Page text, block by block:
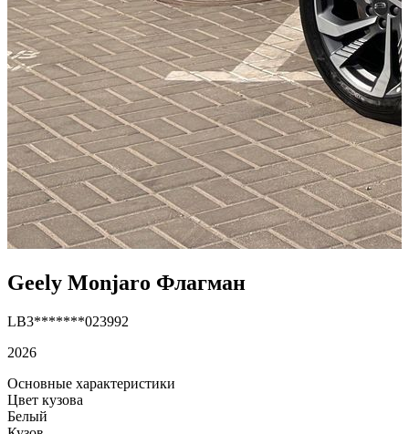
Geely Monjaro Флагман
LB3*******023992
2026
Основные характеристики
Цвет кузова
Белый